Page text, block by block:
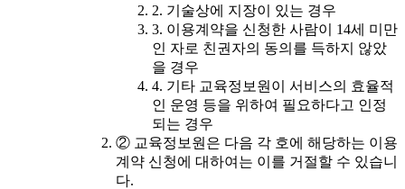
2. 기술상에 지장이 있는 경우
3. 이용계약을 신청한 사람이 14세 미만
인 자로 친권자의 동의를 득하지 않았
을 경우
4. 기타 교육정보원이 서비스의 효율적
인 운영 등을 위하여 필요하다고 인정
되는 경우
② 교육정보원은 다음 각 호에 해당하는 이용
계약 신청에 대하여는 이를 거절할 수 있습니
다.